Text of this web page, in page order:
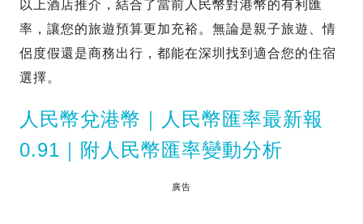
以上酒店推介，結合了當前人民幣對港幣的有利匯
率，讓您的旅遊預算更加充裕。無論是親子旅遊、情
侶度假還是商務出行，都能在深圳找到適合您的住宿
選擇。
人民幣兌港幣｜人民幣匯率最新報
0.91｜附人民幣匯率變動分析
廣告